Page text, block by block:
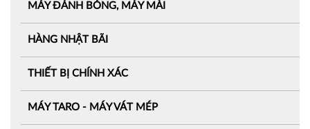
MÁY ĐÁNH BÓNG, MÁY MÀI
HÀNG NHẬT BÃI
THIẾT BỊ CHÍNH XÁC
MÁY TARO - MÁY VÁT MÉP